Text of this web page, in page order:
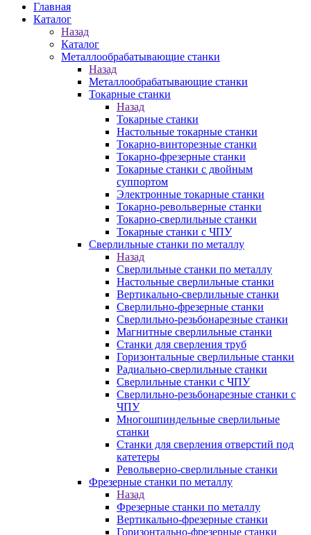
Главная
Каталог
Назад
Каталог
Металлообрабатывающие станки
Назад
Металлообрабатывающие станки
Токарные станки
Назад
Токарные станки
Настольные токарные станки
Токарно-винторезные станки
Токарно-фрезерные станки
Токарные станки с двойным
суппортом
Электронные токарные станки
Токарно-револьверные станки
Токарно-сверлильные станки
Токарные станки с ЧПУ
Сверлильные станки по металлу
Назад
Сверлильные станки по металлу
Настольные сверлильные станки
Вертикально-сверлильные станки
Сверлильно-фрезерные станки
Сверлильно-резьбонарезные станки
Магнитные сверлильные станки
Станки для сверления труб
Горизонтальные сверлильные станки
Радиально-сверлильные станки
Сверлильные станки с ЧПУ
Сверлильно-резьбонарезные станки с
ЧПУ
Многошпиндельные сверлильные
станки
Станки для сверления отверстий под
катетеры
Револьверно-сверлильные станки
Фрезерные станки по металлу
Назад
Фрезерные станки по металлу
Вертикально-фрезерные станки
Горизонтально-фрезерные станки